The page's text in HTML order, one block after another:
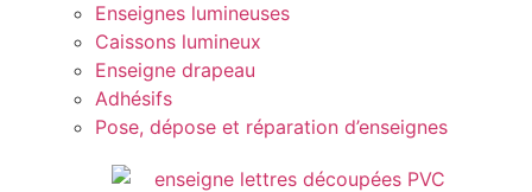
Enseignes lumineuses
Caissons lumineux
Enseigne drapeau
Adhésifs
Pose, dépose et réparation d’enseignes